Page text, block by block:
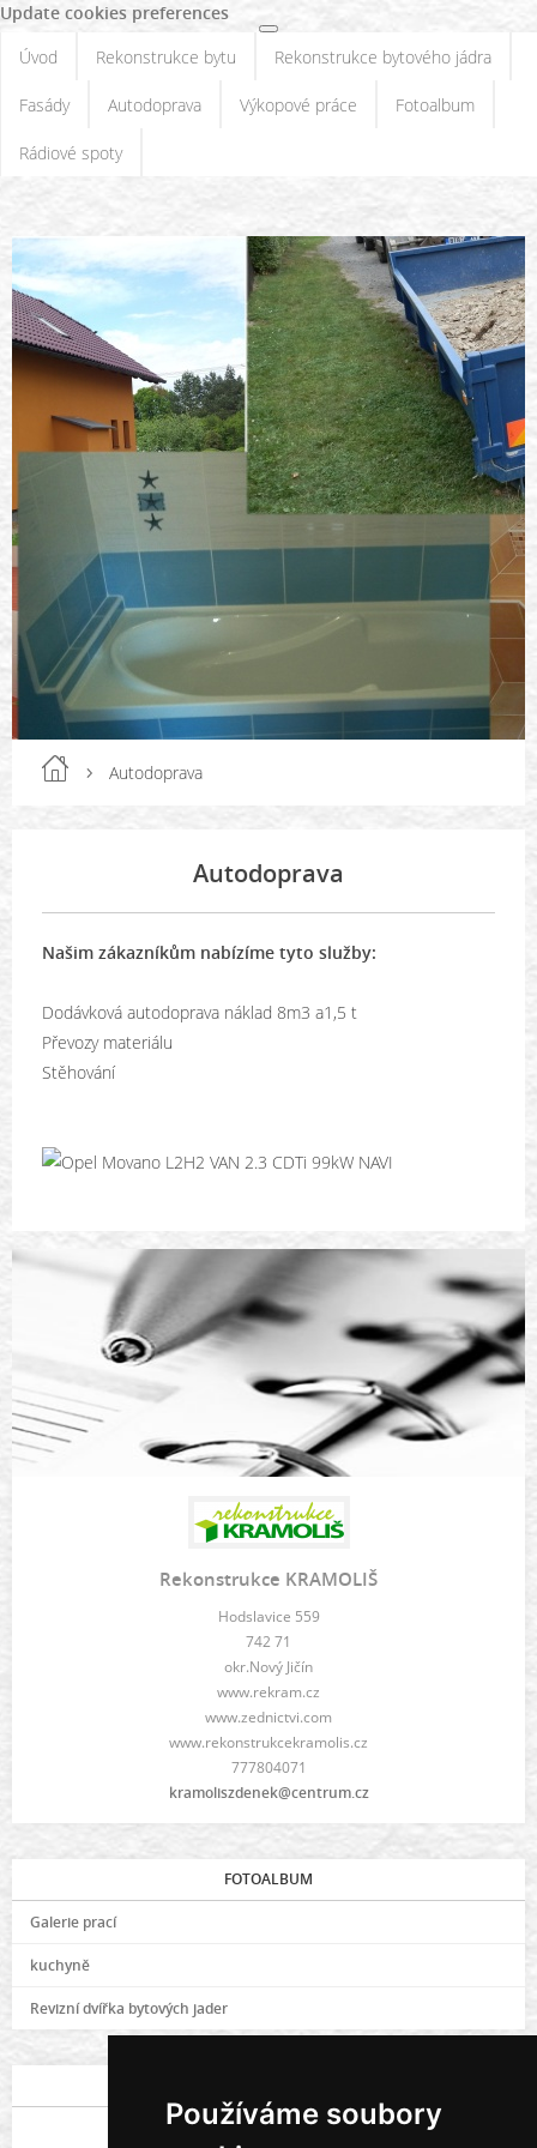
Používáme soubory
Update cookies preferences
Úvod
Rekonstrukce bytu Rekonstrukce bytového jádra
Fasády Autodoprava Výkopové práce Fotoalbum
Rádiové spoty
Autodoprava
Autodoprava
Našim zákazníkům nabízíme tyto služby:
Dodávková autodoprava náklad 8m3 a1,5 t
Převozy materiálu
Stěhování
Rekonstrukce KRAMOLIŠ
Hodslavice 559
742 71
okr.Nový Jičín
www.rekram.cz
www.zednictvi.com
www.rekonstrukcekramolis.cz
777804071
kramoliszdenek@centrum.cz
FOTOALBUM
Galerie prací
kuchyně
Revizní dvířka bytových jader